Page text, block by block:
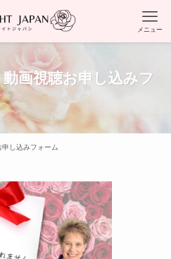
メニュー
画視聴お申し込みフ
し込みフォーム